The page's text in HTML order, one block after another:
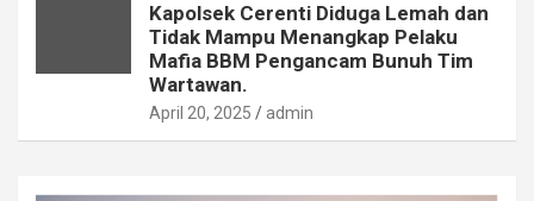
Kapolsek Cerenti Diduga Lemah dan
Tidak Mampu Menangkap Pelaku
Mafia BBM Pengancam Bunuh Tim
Wartawan.
April 20, 2025 admin